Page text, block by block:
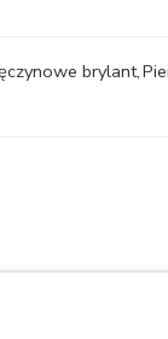
brylant,